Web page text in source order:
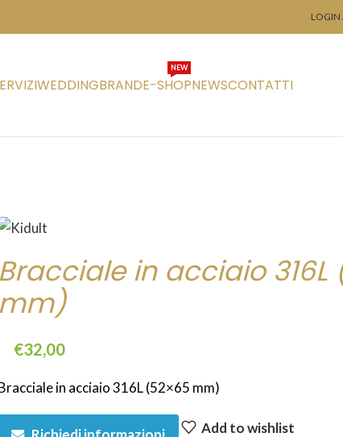
LOGIN
WEDDINGBRANDE-SHOP
NEW
NEWSCONTATTI
Bracciale in acciaio 316L
mm)
€32,00
in acciaio 316L (52×65 mm)
Add to wishlist